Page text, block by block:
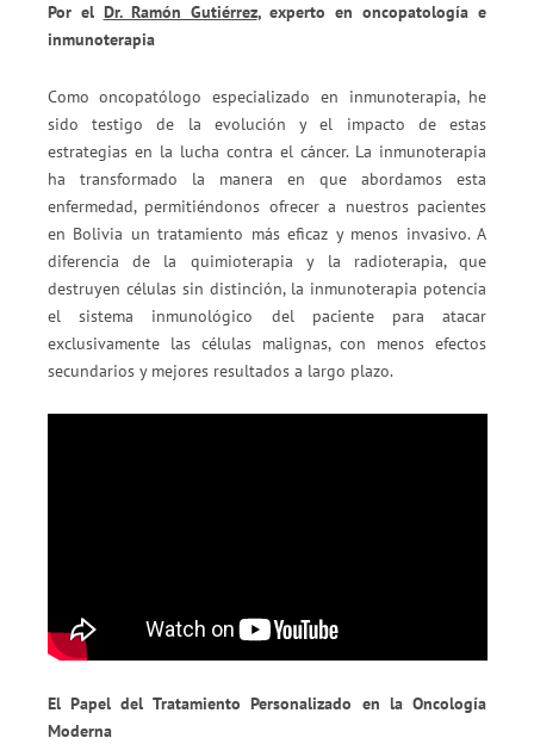
Por el Dr. Ramón Gutiérrez, experto en oncopatología e
inmunoterapia
Como oncopatólogo especializado en inmunoterapia, he
sido testigo de la evolución y el impacto de estas
estrategias en la lucha contra el cáncer. La inmunoterapia
ha transformado la manera en que abordamos esta
enfermedad, permitiéndonos ofrecer a nuestros pacientes
en Bolivia un tratamiento más eficaz y menos invasivo. A
diferencia de la quimioterapia y la radioterapia, que
destruyen células sin distinción, la inmunoterapia potencia
el sistema inmunológico del paciente para atacar
exclusivamente las células malignas, con menos efectos
secundarios y mejores resultados a largo plazo.
El Papel del Tratamiento Personalizado en la Oncología
Moderna